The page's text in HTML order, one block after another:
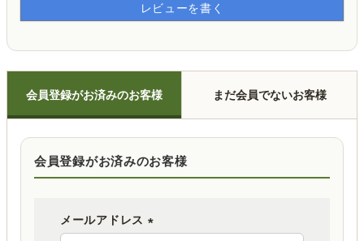
レビューを書く
会員登録がお済みのお客様 まだ会員でないお客様
会員登録がお済みのお客様
メールアドレス